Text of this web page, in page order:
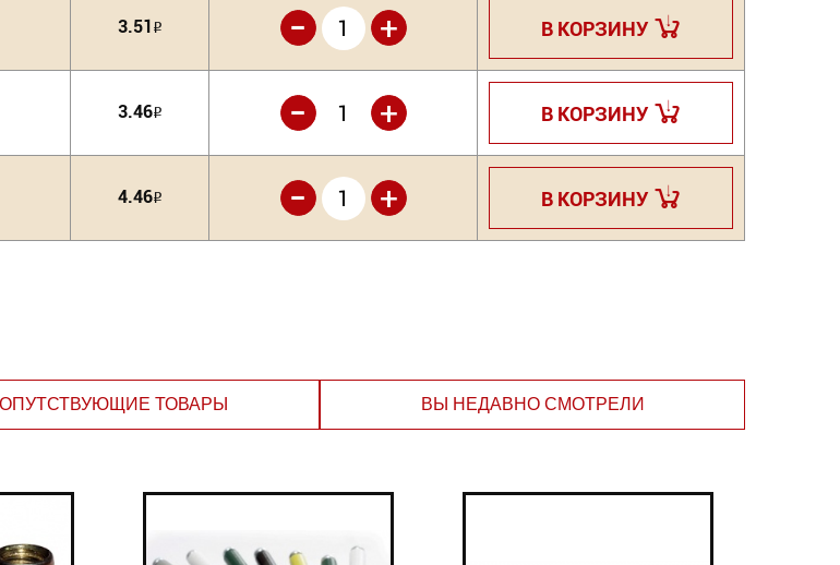
3.51 Р +
- В КОРЗИНУ
3.46Р +
- В КОРЗИНУ
4.46Р +
- В КОРЗИНУ
ТОВАРЫ ВЫ НЕДАВНО СМОТРЕЛИ